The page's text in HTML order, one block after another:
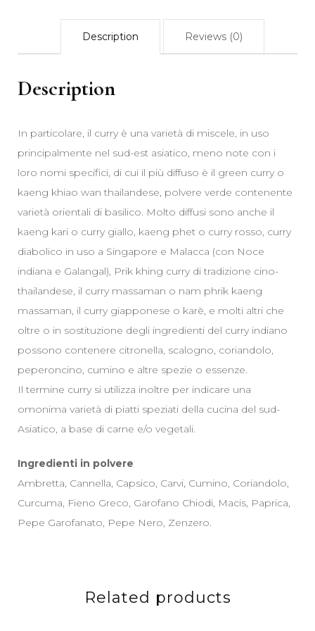
Description Reviews (0)
Description
In particolare, il curry è una varietà di miscele, in uso
principalmente nel sud-est asiatico, meno note con i
loro nomi specifici, di cui il più diffuso è il green curry o
kaeng khiao wan thailandese, polvere verde contenente
varietà orientali di basilico. Molto diffusi sono anche il
kaeng kari o curry giallo, kaeng phet o curry rosso, curry
diabolico in uso a Singapore e Malacca (con Noce
indiana e Galangal), Prik khing curry di tradizione cino-
thailandese, il curry massaman o nam phrik kaeng
massaman, il curry giapponese o karē, e molti altri che
oltre o in sostituzione degli ingredienti del curry indiano
possono contenere citronella, scalogno, coriandolo,
peperoncino, cumino e altre spezie o essenze.
Il termine curry si utilizza inoltre per indicare una
omonima varietà di piatti speziati della cucina del sud-
Asiatico, a base di carne e/o vegetali.
Ingredienti in polvere
Ambretta, Cannella, Capsico, Carvi, Cumino, Coriandolo,
Curcuma, Fieno Greco, Garofano Chiodi, Macis, Paprica,
Pepe Garofanato, Pepe Nero, Zenzero.
Related products